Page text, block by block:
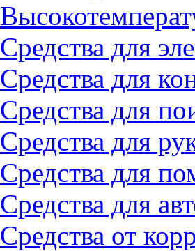
Средства для
Средства для
Средства для
Средства для
Средства для
Средства для
Средства от